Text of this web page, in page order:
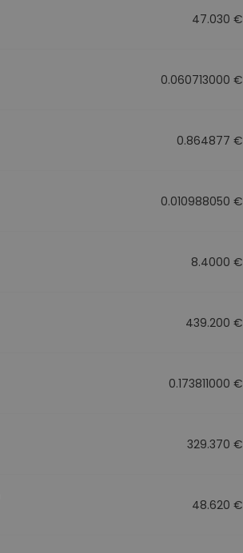
47.030 €
0.060713000 €
0.864877 €
0.010988050 €
8.4000 €
439.200 €
0.173811000 €
329.370 €
48.620 €